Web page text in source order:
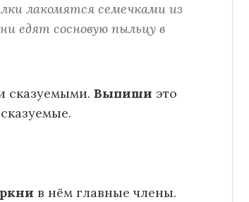
лакомятся семечками из
едят сосновую пыльцу в
сказуемыми. Выпиши это
в нём главные члены.